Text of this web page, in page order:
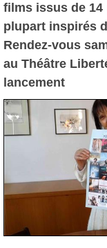
films issus de
plupart inspirés
Rendez-vous
au Théâtre
lancement